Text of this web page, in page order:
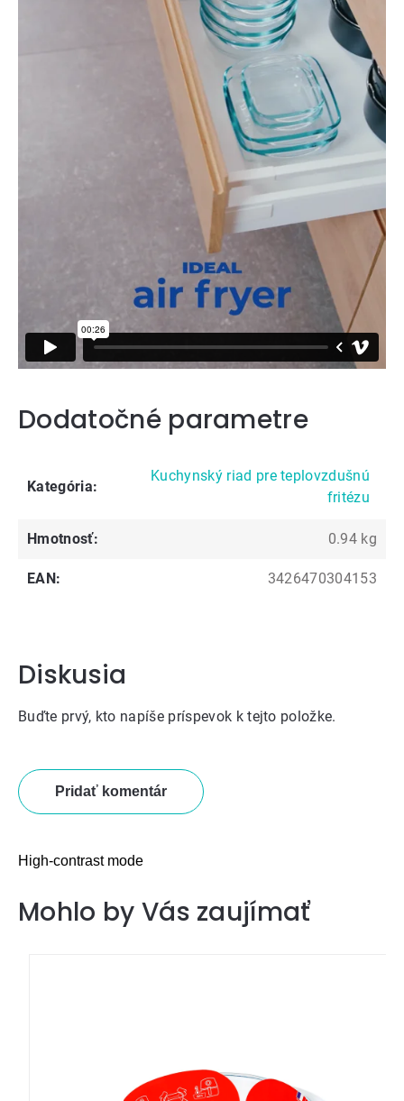
Dodatočné parametre
Kategória:
Kuchynský riad pre teplovzdušnú
fritézu
Hmotnosť: 0.94 kg
EAN: 3426470304153
Diskusia
Buďte prvý, kto napíše príspevok k tejto položke.
Pridať komentár
High-contrast mode
Mohlo by Vás zaujímať